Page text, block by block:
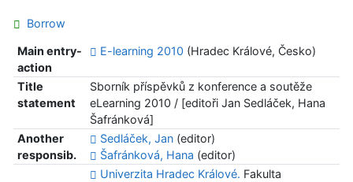
Borrow
Main entry-
action
E-learning 2010 (Hradec Králové, Česko)
Title
statement
Sborník příspěvků z konference a soutěže
eLearning 2010 / [editoři Jan Sedláček, Hana
Šafránková]
Another
responsib.
Sedláček, Jan(editor)
Šafránková, Hana (editor)
Univerzita Hradec Králové. Fakulta